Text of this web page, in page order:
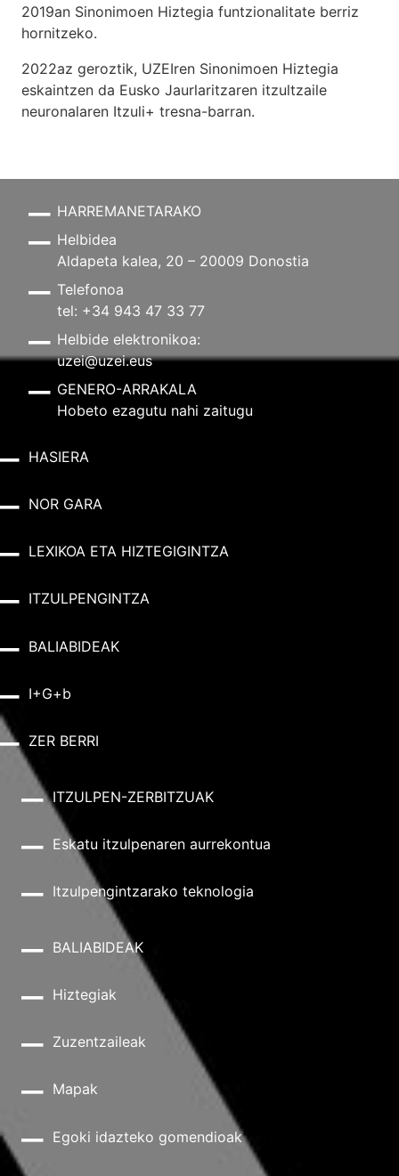
2019an Sinonimoen Hiztegia funtzionalitate berriz
hornitzeko.
2022az geroztik, UZEIren Sinonimoen Hiztegia
eskaintzen da Eusko Jaurlaritzaren itzultzaile
neuronalaren Itzuli+ tresna-barran.
HARREMANETARAKO
Helbidea
Aldapeta kalea, 20 – 20009 Donostia
Telefonoa
tel: +34 943 47 33 77
Helbide elektronikoa:
uzei@uzei.eus
GENERO-ARRAKALA
Hobeto ezagutu nahi zaitugu
HASIERA
NOR GARA
LEXIKOA ETA HIZTEGIGINTZA
ITZULPENGINTZA
BALIABIDEAK
I+G+b
ZER BERRI
ITZULPEN-ZERBITZUAK
Eskatu itzulpenaren aurrekontua
Itzulpengintzarako teknologia
BALIABIDEAK
Hiztegiak
Zuzentzaileak
Mapak
Egoki idazteko gomendioak